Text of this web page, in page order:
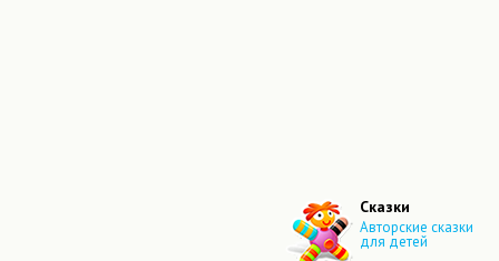
Сказки
Авторские сказки
для детей